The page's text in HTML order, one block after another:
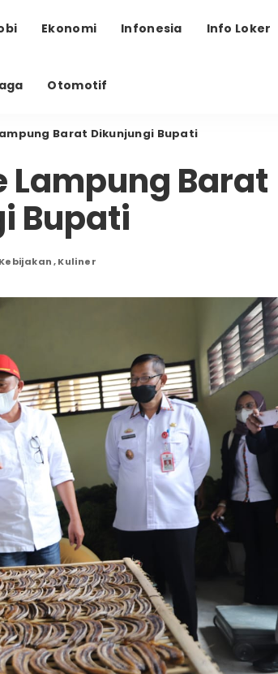
Ekonomi Infonesia Info Loker
Otomotif
Barat Dikunjungi Bupati
Lampung Barat
Bupati
Kebijakan Kuliner